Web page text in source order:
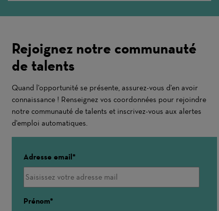
Rejoignez notre communauté
de talents
Quand l'opportunité se présente, assurez-vous d'en avoir
connaissance ! Renseignez vos coordonnées pour rejoindre
notre communauté de talents et inscrivez-vous aux alertes
d'emploi automatiques.
Adresse email
Prénom